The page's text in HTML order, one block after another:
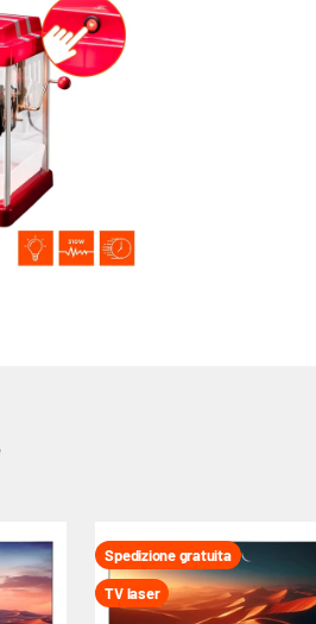
Spedizione gratuita
TV laser